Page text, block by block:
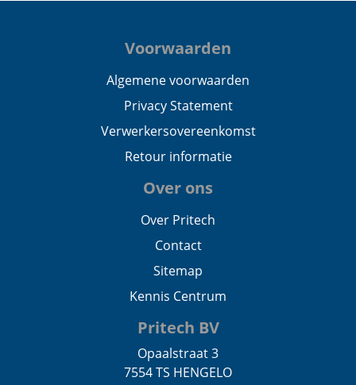
Voorwaarden
Algemene voorwaarden
Privacy Statement
Verwerkersovereenkomst
Retour informatie
Over ons
Over Pritech
Contact
Sitemap
Kennis Centrum
Pritech BV
Opaalstraat 3
7554 TS HENGELO